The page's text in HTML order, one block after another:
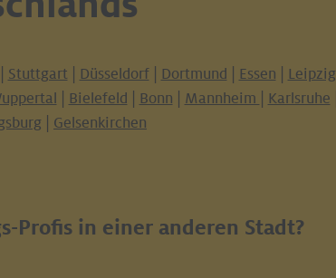
Stuttgart Düsseldorf| Dortmund Essen Leipzig
Bielefeld Bonn Mannheim Karlsruhe
Gelsenkirchen
Profis in einer anderen Stadt?